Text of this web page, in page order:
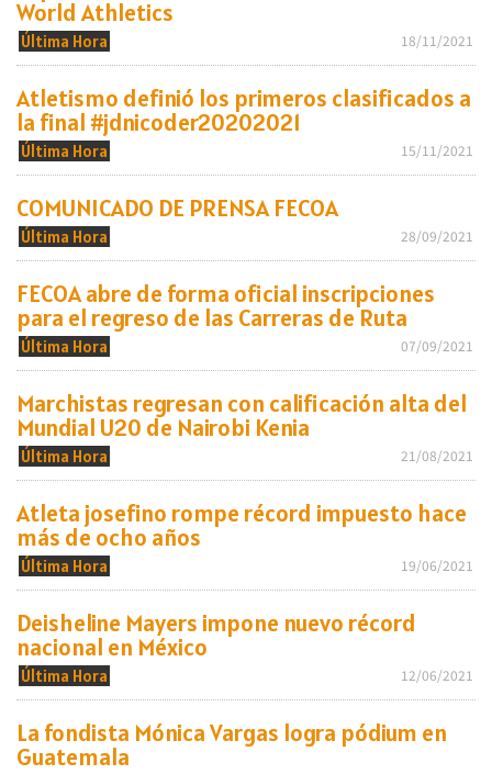
World Athletics
Última Hora 18/11/2021
Atletismo definió los primeros clasificados a
la final #jdnicoder20202021
Última Hora 15/11/2021
COMUNICADO DE PRENSA FECOA
Última Hora 28/09/2021
FECOA abre de forma oficial inscripciones
para el regreso de las Carreras de Ruta
Última Hora 07/09/2021
Marchistas regresan con calificación alta del
Mundial U20 de Nairobi Kenia
Última Hora 21/08/2021
Atleta josefino rompe récord impuesto hace
más de ocho años
Última Hora 19/06/2021
Deisheline Mayers impone nuevo récord
nacional en México
Última Hora 12/06/2021
La fondista Mónica Vargas logra pódium en
Guatemala